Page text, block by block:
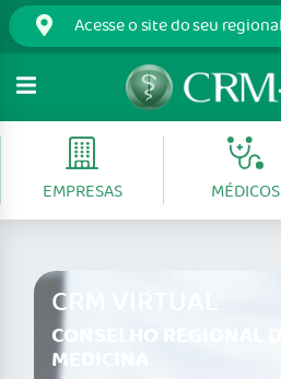
EMPRESAS MÉDICOS
CRM VIRTUAL
CONSELHO REGIONAL DE
MEDICINA